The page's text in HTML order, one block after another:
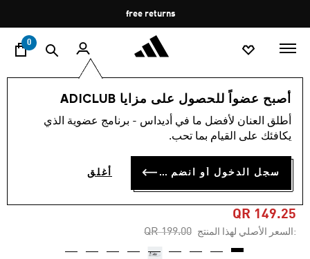
Pause
promotion
rotation
free returns
0
أصبح عضواً للحصول على مزايا ADICLUB
أطلق العنان لأفضل ما في أديداس - برنامج عضوية الذي
يكافئك على القيام بما تحب.
سجل الدخول أو انضم الآن أغلق
الأطفال أحذية
-25%
(118)
حذاء BREAKNET LIFESTYLE
COURT LACE
QR 149.25
:السعر الأصلي لهذا المنتج Price reduced from
QR 199.00
to